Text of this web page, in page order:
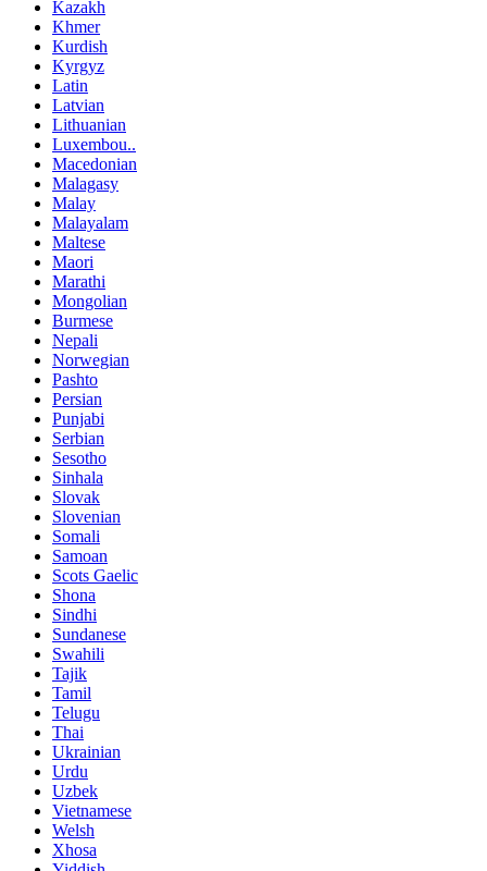
Kazakh
Khmer
Kurdish
Kyrgyz
Latin
Latvian
Lithuanian
Luxembou..
Macedonian
Malagasy
Malay
Malayalam
Maltese
Maori
Marathi
Mongolian
Burmese
Nepali
Norwegian
Pashto
Persian
Punjabi
Serbian
Sesotho
Sinhala
Slovak
Slovenian
Somali
Samoan
Scots Gaelic
Shona
Sindhi
Sundanese
Swahili
Tajik
Tamil
Telugu
Thai
Ukrainian
Urdu
Uzbek
Vietnamese
Welsh
Xhosa